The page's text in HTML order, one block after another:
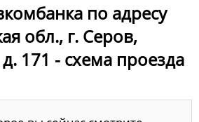
по адресу
обл., г. Серов,
171 - схема проезда